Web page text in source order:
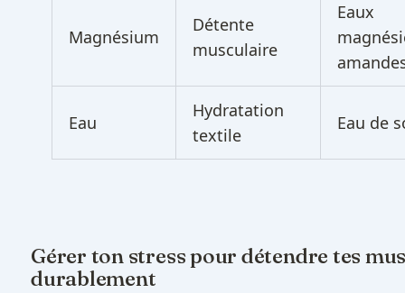
Magnésium
Détente
musculaire
Eaux
Eau
Hydratation
textile
Eau de
Gérer ton stress pour détendre tes
durablement